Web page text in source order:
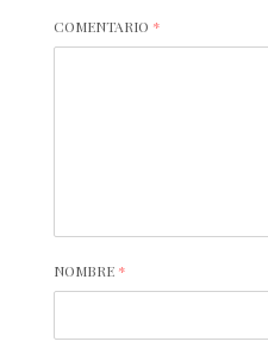
COMENTARIO *
NOMBRE *